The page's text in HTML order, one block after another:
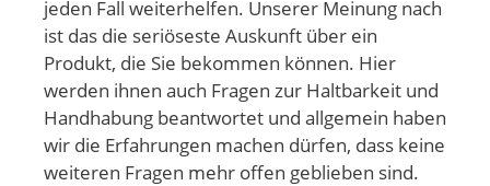
jeden Fall weiterhelfen. Unserer Meinung nach
ist das die seriöseste Auskunft über ein
Produkt, die Sie bekommen können. Hier
werden ihnen auch Fragen zur Haltbarkeit und
Handhabung beantwortet und allgemein haben
wir die Erfahrungen machen dürfen, dass keine
weiteren Fragen mehr offen geblieben sind.